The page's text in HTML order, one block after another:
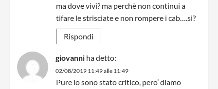
ma dove vivi? ma perchè non continui a
tifare le strisciate e non rompere i cab….si?
Rispondi
giovanni ha detto:
02/08/2019 11:49 alle 11:49
Pure io sono stato critico, pero’ diamo